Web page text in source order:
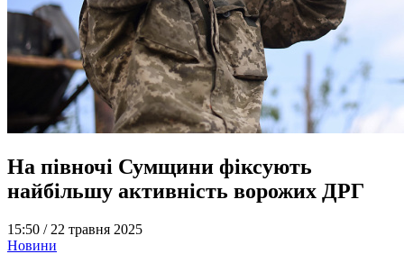
На півночі Сумщини фіксують
найбільшу активність ворожих ДРГ
15:50 / 22 травня 2025
Новини